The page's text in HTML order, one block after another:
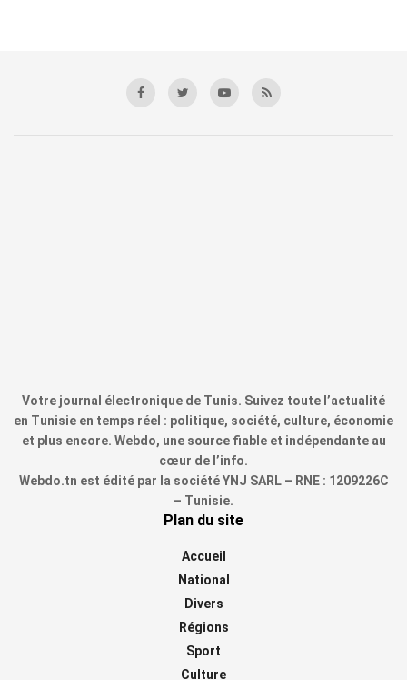
Votre journal électronique de Tunis. Suivez toute l’actualité
en Tunisie en temps réel : politique, société, culture, économie
et plus encore. Webdo, une source fiable et indépendante au
cœur de l’info.
Webdo.tn est édité par la société YNJ SARL – RNE : 1209226C
– Tunisie.
Plan du site
Accueil
National
Divers
Régions
Sport
Culture